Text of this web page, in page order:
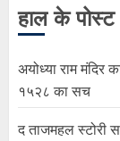
हाल के पोस्ट
अयोध्या राम मंदिर
१५२८ का सच
द ताजमहल स्टोरी